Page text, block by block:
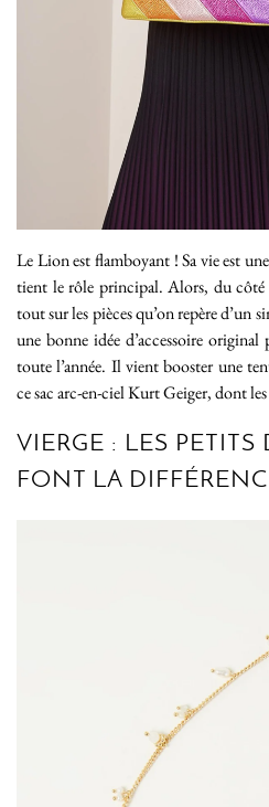
Le Lion est flamboyant ! Sa vie est
tient le rôle principal. Alors, du côté
tout sur les pièces qu’on repère d’un
une bonne idée d’accessoire
toute l’année. Il vient booster une
ce sac arc-en-ciel Kurt Geiger, dont
VIERGE : LES PETITS
FONT LA